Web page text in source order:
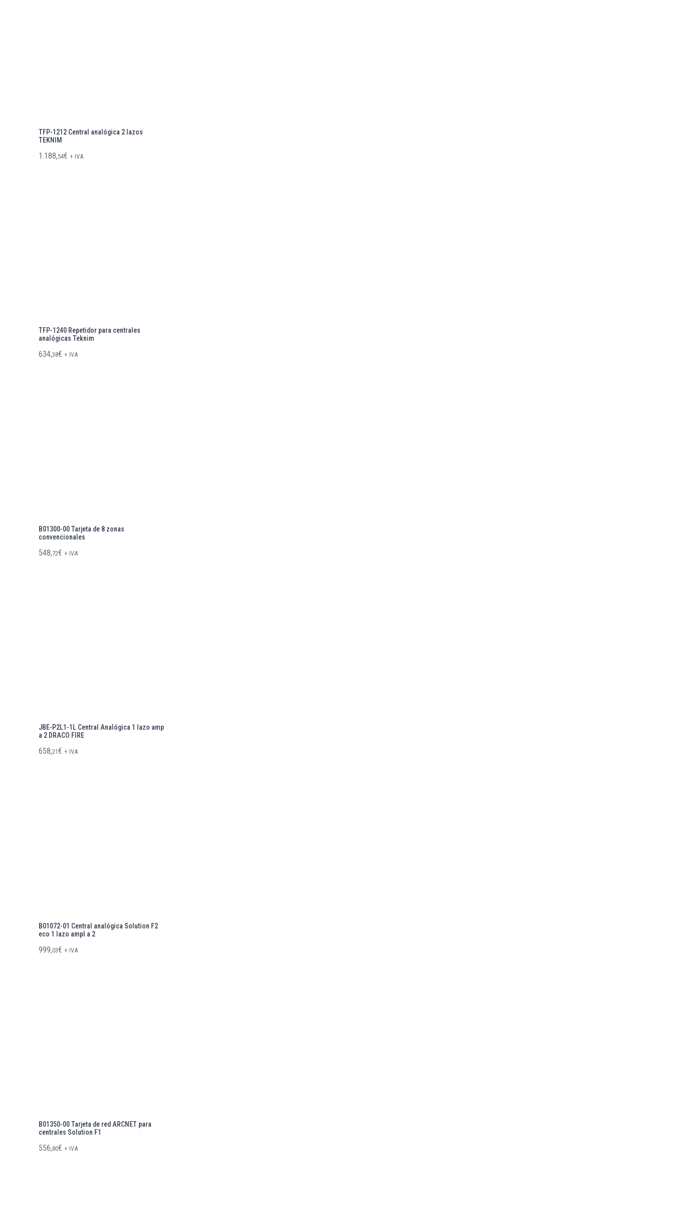
TFP-1212 Central analógica 2 lazos
TEKNIM
1.188,54€ + IVA
TFP-1240 Repetidor para centrales
analógicas Teknim
634,38€ + IVA
B01300-00 Tarjeta de 8 zonas
convencionales
548,72€ + IVA
JBE-P2L1-1L Central Analógica 1 lazo amp
a 2 DRACO FIRE
658,21€ + IVA
B01072-01 Central analógica Solution F2
eco 1 lazo ampl a 2
999,03€ + IVA
B01350-00 Tarjeta de red ARCNET para
centrales Solution F1
556,80€ + IVA